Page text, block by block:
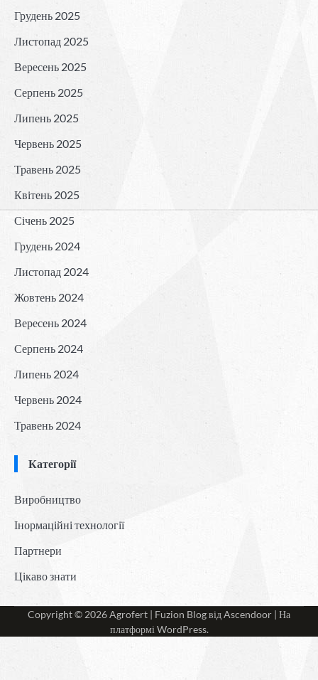
Грудень 2025
Листопад 2025
Вересень 2025
Серпень 2025
Липень 2025
Червень 2025
Травень 2025
Квітень 2025
Січень 2025
Грудень 2024
Листопад 2024
Жовтень 2024
Вересень 2024
Серпень 2024
Липень 2024
Червень 2024
Травень 2024
Категорії
Виробництво
Інормаційні технології
Партнери
Цікаво знати
Copyright © 2026Agrofert | Fuzion Blog відAscendoor | На
платформі WordPress.